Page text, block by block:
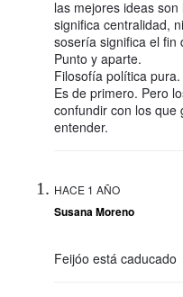
las mejores ideas
significa centralidad,
sosería significa el fin
Punto y aparte.
Filosofía política pura.
Es de primero. Pero
confundir con los que
entender.
HACE 1 AÑO
Susana Moreno
Feijóo está caducado